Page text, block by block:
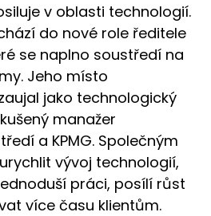
v oblasti technologií.
do nové role ředitele
se naplno soustředí na
Jeho místo
jako technologický
manažer
a KPMG. Společným
vývoj technologií,
práci, posílí růst
více času klientům.